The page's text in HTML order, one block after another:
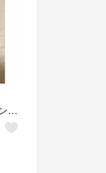
むぎのこ様専用 コラントッテ LUCE α 箱